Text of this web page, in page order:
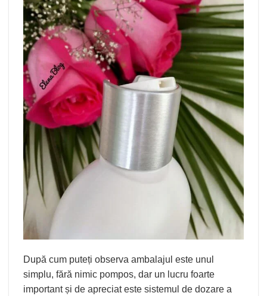
După cum puteți observa ambalajul este unul
simplu, fără nimic pompos, dar un lucru foarte
important și de apreciat este sistemul de dozare a